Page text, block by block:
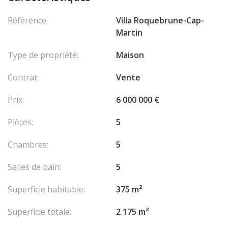
studio, garage et abri voiture.
Ancien jardin avec arbres fruitiers pour le plaisir des enfants.
Les honoraires sont à la charge du vendeur.
Référence:
Villa Roquebrune-Cap-
Martin
Type de propriété:
Maison
Contrat:
Vente
Prix:
6 000 000 €
Pièces:
5
Chambres:
5
Salles de bain:
5
Superficie habitable:
375 m²
Superficie totale:
2 175 m²